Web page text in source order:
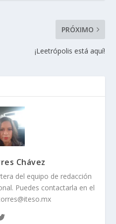
PRÓXIMO
¡Leetrópolis está aquí!
Chávez
del equipo de redacción
Puedes contactarla en el